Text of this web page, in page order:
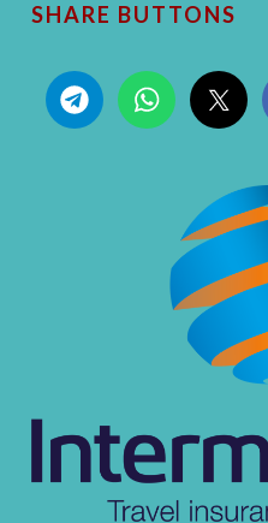
SHARE BUTTONS